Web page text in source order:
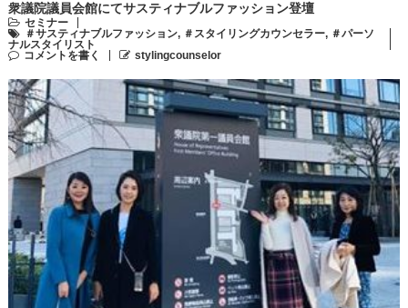
衆議院議員会館にてサスティナブルファッション登壇
セミナー
＃サスティナブルファッション, ＃スタイリングカウンセラー, ＃パーソ
ナルスタイリスト
コメントを書く
stylingcounselor